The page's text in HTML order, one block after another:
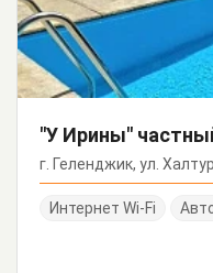
"У Ирины"
г. Геленджик, ул.
Интернет Wi-Fi